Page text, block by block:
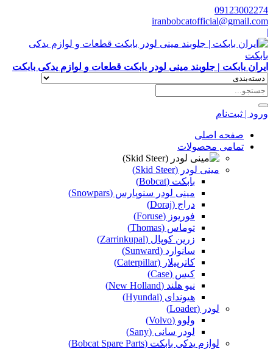
09123002274
iranbobcatofficial@gmail.com
|
ایران بابکت | جلوبند مینی لودر بابکت قطعات و لوازم یدکی بابکت
ورود | ثبت‌نام
صفحه اصلی
تمامی محصولات
مینی لودر (Skid Steer)
بابکت (Bobcat)
مینی لودر سنوپارس (Snowpars)
دراج (Doraj)
فوریوز (Foruse)
توماس (Thomas)
زرین کوپال (Zarrinkupal)
سانوارد (Sunward)
کاترپیلار (Caterpillar)
کیس (Case)
نیو هلند (New Holland)
هیوندای (Hyundai)
لودر (Loader)
ولوو (Volvo)
لودر سانی (Sany)
لوازم یدکی بابکت (Bobcat Spare Parts)